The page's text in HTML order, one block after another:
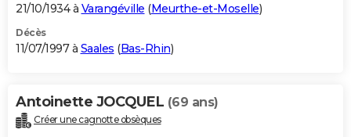
21/10/1934 à Varangéville (Meurthe-et-Moselle)
Décès
11/07/1997 à Saales (Bas-Rhin)
Antoinette JOCQUEL (69 ans)
Créer une cagnotte obsèques